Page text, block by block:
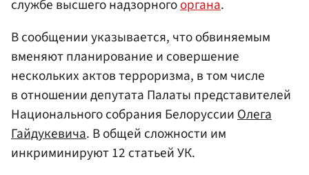
службе высшего надзорногооргана.
В сообщении указывается, что обвиняемым
вменяют планирование и совершение
нескольких актов терроризма, в том числе
в отношении депутата Палаты представителей
Национального собрания БелоруссииОлега
Гайдукевича. В общей сложности им
инкриминируют 12 статьей УК.